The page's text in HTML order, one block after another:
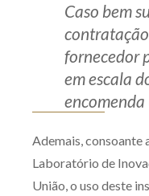
Caso bem
fornecedor
em escala
Ademais, consoante
Laboratório de
União, o uso deste